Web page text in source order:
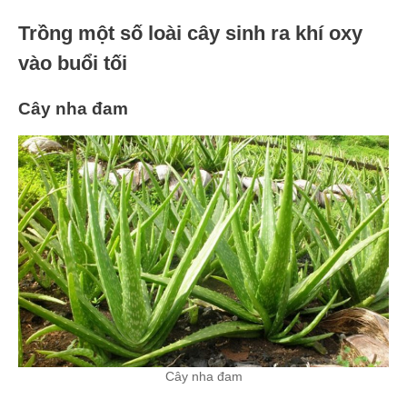
Trồng một số loài cây sinh ra khí oxy
vào buổi tối
Cây nha đam
Cây nha đam